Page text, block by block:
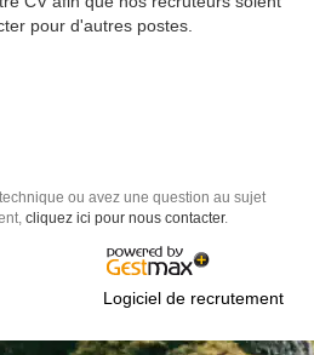
pour d'autres postes.
ou avez une question au sujet
cliquez ici pour nous contacter.
Logiciel de recrutement